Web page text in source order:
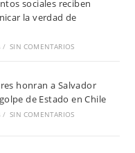
sociales reciben
la verdad de
/ SIN COMENTARIOS
honran a Salvador
de Estado en Chile
/ SIN COMENTARIOS